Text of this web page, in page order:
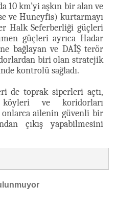
10 km’yi aşkın bir alan ve
ve Huneyfis) kurtarmayı
Halk Seferberliği güçleri
güçleri ayrıca Hadar
bağlayan ve DAİŞ terör
biri olan stratejik
kontrolü sağladı.
de toprak siperleri açtı,
ve koridorları
ailenin güvenli bir
çıkış yapabilmesini